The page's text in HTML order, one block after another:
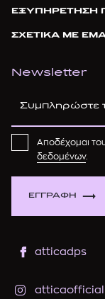
ΕΞΥΠΗΡΕΤΗΣΗ
ΣΧΕΤΙΚΑ ΜΕ
Newsletter
ΕΓΓΡΑΦΗ
Αποδέχομαι
δεδομένων.
atticadps
atticaofficial